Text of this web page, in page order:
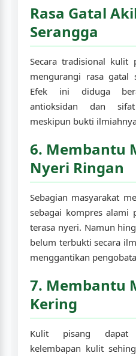
Rasa Gatal
Serangga
Secara tradisional kulit
mengurangi rasa gatal
Efek ini diduga
antioksidan dan
meskipun bukti
6. Membantu
Nyeri Ringan
Sebagian masyarakat
sebagai kompres alami
terasa nyeri. Namun
belum terbukti secara
menggantikan
7. Membantu
Kering
Kulit pisang dapat
kelembapan kulit